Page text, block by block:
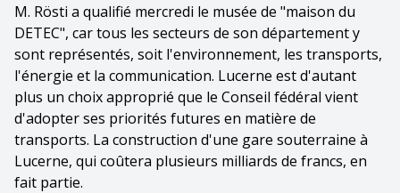
M. Rösti a qualifié mercredi le musée de "maison du
DETEC", car tous les secteurs de son département y
sont représentés, soit l'environnement, les transports,
l'énergie et la communication. Lucerne est d'autant
plus un choix approprié que le Conseil fédéral vient
d'adopter ses priorités futures en matière de
transports. La construction d'une gare souterraine à
Lucerne, qui coûtera plusieurs milliards de francs, en
fait partie.